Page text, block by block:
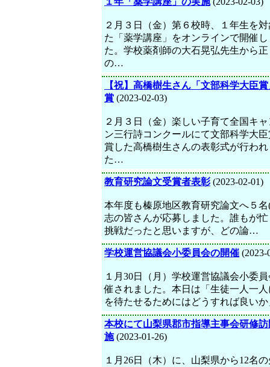
２月３日（金）第６校時、１年生を
た「薬学講座」をオンラインで開催
た。学校薬剤師の大石晃弘先生から
の…
【祝】高橋樹生さん「文部科学大臣
賞 (2023-02-03)
２月３日（金）楽しい子育て全国キ
ン三行詩コンクールにて文部科学大
賞した高橋樹生さんの表彰式が行わ
た…
教育研究論文受賞者表彰(2023-02-01)
本年度も榛原地区教育研究論文へ５
志の皆さんが応募しました。誰もが
挑戦だったと思いますが、どの論…
学校運営協議会小委員会の開催 (2023-
１月30日（月）学校運営協議会小委
催されました。本日は「生徒一人一
を待たせるためにはどうすれば良い
本校にて山梨県郡市指導主事会研修
施(2023-01-26)
１月26日（木）に、山梨県から12名